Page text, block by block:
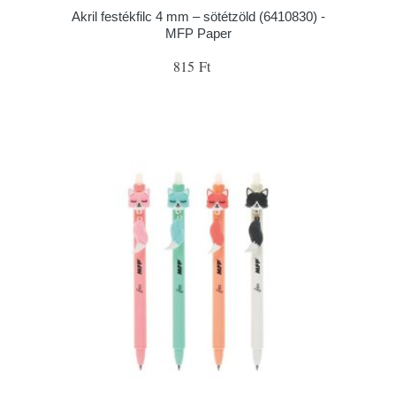
Akril festékfilc 4 mm – sötétzöld (6410830) -
MFP Paper
815 Ft